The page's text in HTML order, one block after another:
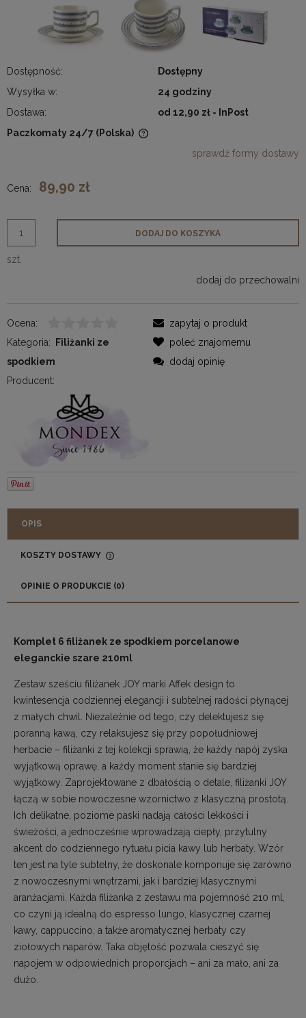
Dostępność:
Dostępny
Wysyłka w:
24 godziny
Dostawa:
od 12,90 zł - InPost
Paczkomaty 24/7 (Polska)
sprawdź formy dostawy
Cena: 89,90 zł
szt.
DODAJ DO KOSZYKA
dodaj do przechowalni
Ocena:
Kategoria:
Filiżanki ze
spodkiem
Producent:
zapytaj o produkt
poleć znajomemu
dodaj opinię
OPIS
KOSZTY DOSTAWY
OPINIE O PRODUKCIE (0)
Komplet 6 filiżanek ze spodkiem porcelanowe
eleganckie szare 210ml
Zestaw sześciu filiżanek JOY marki Affek design to
kwintesencja codziennej elegancji i subtelnej radości płynącej
z małych chwil. Niezależnie od tego, czy delektujesz się
poranną kawą, czy relaksujesz się przy popołudniowej
herbacie – filiżanki z tej kolekcji sprawią, że każdy napój zyska
wyjątkową oprawę, a każdy moment stanie się bardziej
wyjątkowy. Zaprojektowane z dbałością o detale, filiżanki JOY
łączą w sobie nowoczesne wzornictwo z klasyczną prostotą.
Ich delikatne, poziome paski nadają całości lekkości i
świeżości, a jednocześnie wprowadzają ciepły, przytulny
akcent do codziennego rytuału picia kawy lub herbaty. Wzór
ten jest na tyle subtelny, że doskonale komponuje się zarówno
z nowoczesnymi wnętrzami, jak i bardziej klasycznymi
aranżacjami. Każda filiżanka z zestawu ma pojemność 210 ml,
co czyni ją idealną do espresso lungo, klasycznej czarnej
kawy, cappuccino, a także aromatycznej herbaty czy
ziołowych naparów. Taka objętość pozwala cieszyć się
napojem w odpowiednich proporcjach – ani za mało, ani za
dużo.